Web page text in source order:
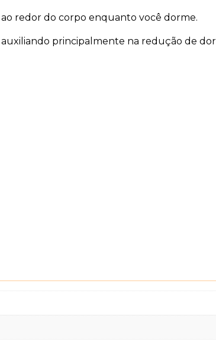
redor do corpo enquanto você dorme.
principalmente na redução de